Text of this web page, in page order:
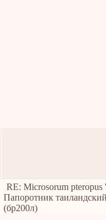
RE: Microsorum pteropus
Папоротник
(бр200л)